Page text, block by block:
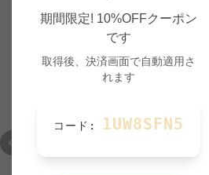
期間限定! 10%OFFクーポン
です
取得後、決済画面で自動適用さ
れます
コード: 1UW8SFN5
Previous slide